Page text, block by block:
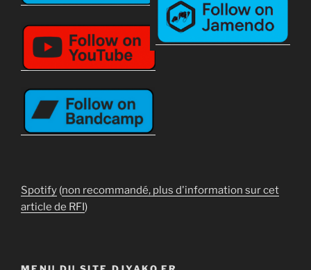
Spotify (non recommandé, plus d'information sur cet
article de RFI)